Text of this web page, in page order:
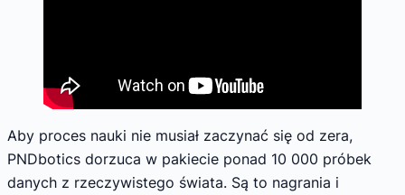
Aby proces nauki nie musiał zaczynać się od zera,
PNDbotics dorzuca w pakiecie ponad 10 000 próbek
danych z rzeczywistego świata. Są to nagrania i